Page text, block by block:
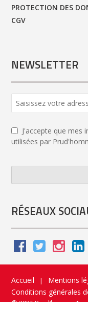
PROTECTION DES
CGV
NEWSLETTER
J'accepte que mes
utilisées par
Name *
RÉSEAUX
Accueil | Mentions
Conditions générales
© 2026 Prud’homme